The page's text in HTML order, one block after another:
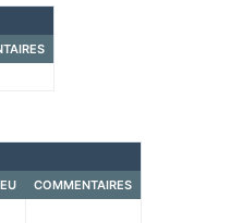
COMMENTAIRES